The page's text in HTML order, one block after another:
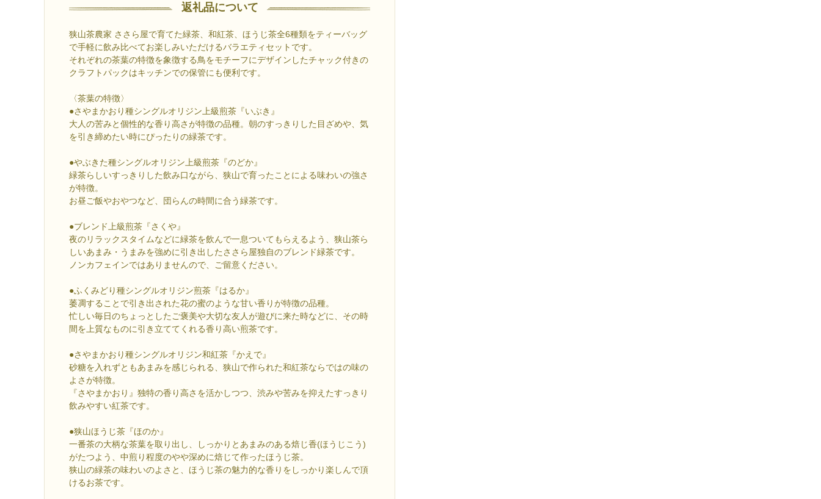
返礼品について
狭山茶農家 ささら屋で育てた緑茶、和紅茶、ほうじ茶全6種類をティーバッグ
で手軽に飲み比べてお楽しみいただけるバラエティセットです。
それぞれの茶葉の特徴を象徴する鳥をモチーフにデザインしたチャック付きの
クラフトパックはキッチンでの保管にも便利です。
〈茶葉の特徴〉
●さやまかおり種シングルオリジン上級煎茶『いぶき』
大人の苦みと個性的な香り高さが特徴の品種。朝のすっきりした目ざめや、気
を引き締めたい時にぴったりの緑茶です。
●やぶきた種シングルオリジン上級煎茶『のどか』
緑茶らしいすっきりした飲み口ながら、狭山で育ったことによる味わいの強さ
が特徴。
お昼ご飯やおやつなど、団らんの時間に合う緑茶です。
●ブレンド上級煎茶『さくや』
夜のリラックスタイムなどに緑茶を飲んで一息ついてもらえるよう、狭山茶ら
しいあまみ・うまみを強めに引き出したささら屋独自のブレンド緑茶です。
ノンカフェインではありませんので、ご留意ください。
●ふくみどり種シングルオリジン煎茶『はるか』
萎凋することで引き出された花の蜜のような甘い香りが特徴の品種。
忙しい毎日のちょっとしたご褒美や大切な友人が遊びに来た時などに、その時
間を上質なものに引き立ててくれる香り高い煎茶です。
●さやまかおり種シングルオリジン和紅茶『かえで』
砂糖を入れずともあまみを感じられる、狭山で作られた和紅茶ならではの味の
よさが特徴。
『さやまかおり』独特の香り高さを活かしつつ、渋みや苦みを抑えたすっきり
飲みやすい紅茶です。
●狭山ほうじ茶『ほのか』
一番茶の大柄な茶葉を取り出し、しっかりとあまみのある焙じ香(ほうじこう)
がたつよう、中煎り程度のやや深めに焙じて作ったほうじ茶。
狭山の緑茶の味わいのよさと、ほうじ茶の魅力的な香りをしっかり楽しんで頂
けるお茶です。